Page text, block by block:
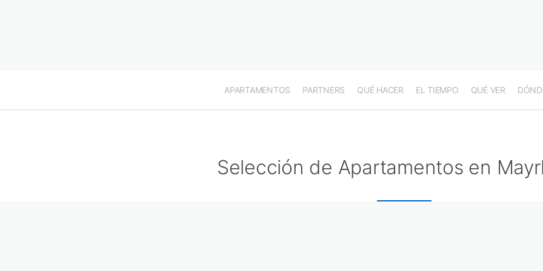
APARTAMENTOS PARTNERS QUÉ HACER EL TIEMPO QUÉ VER
Selección de Apartamentos en